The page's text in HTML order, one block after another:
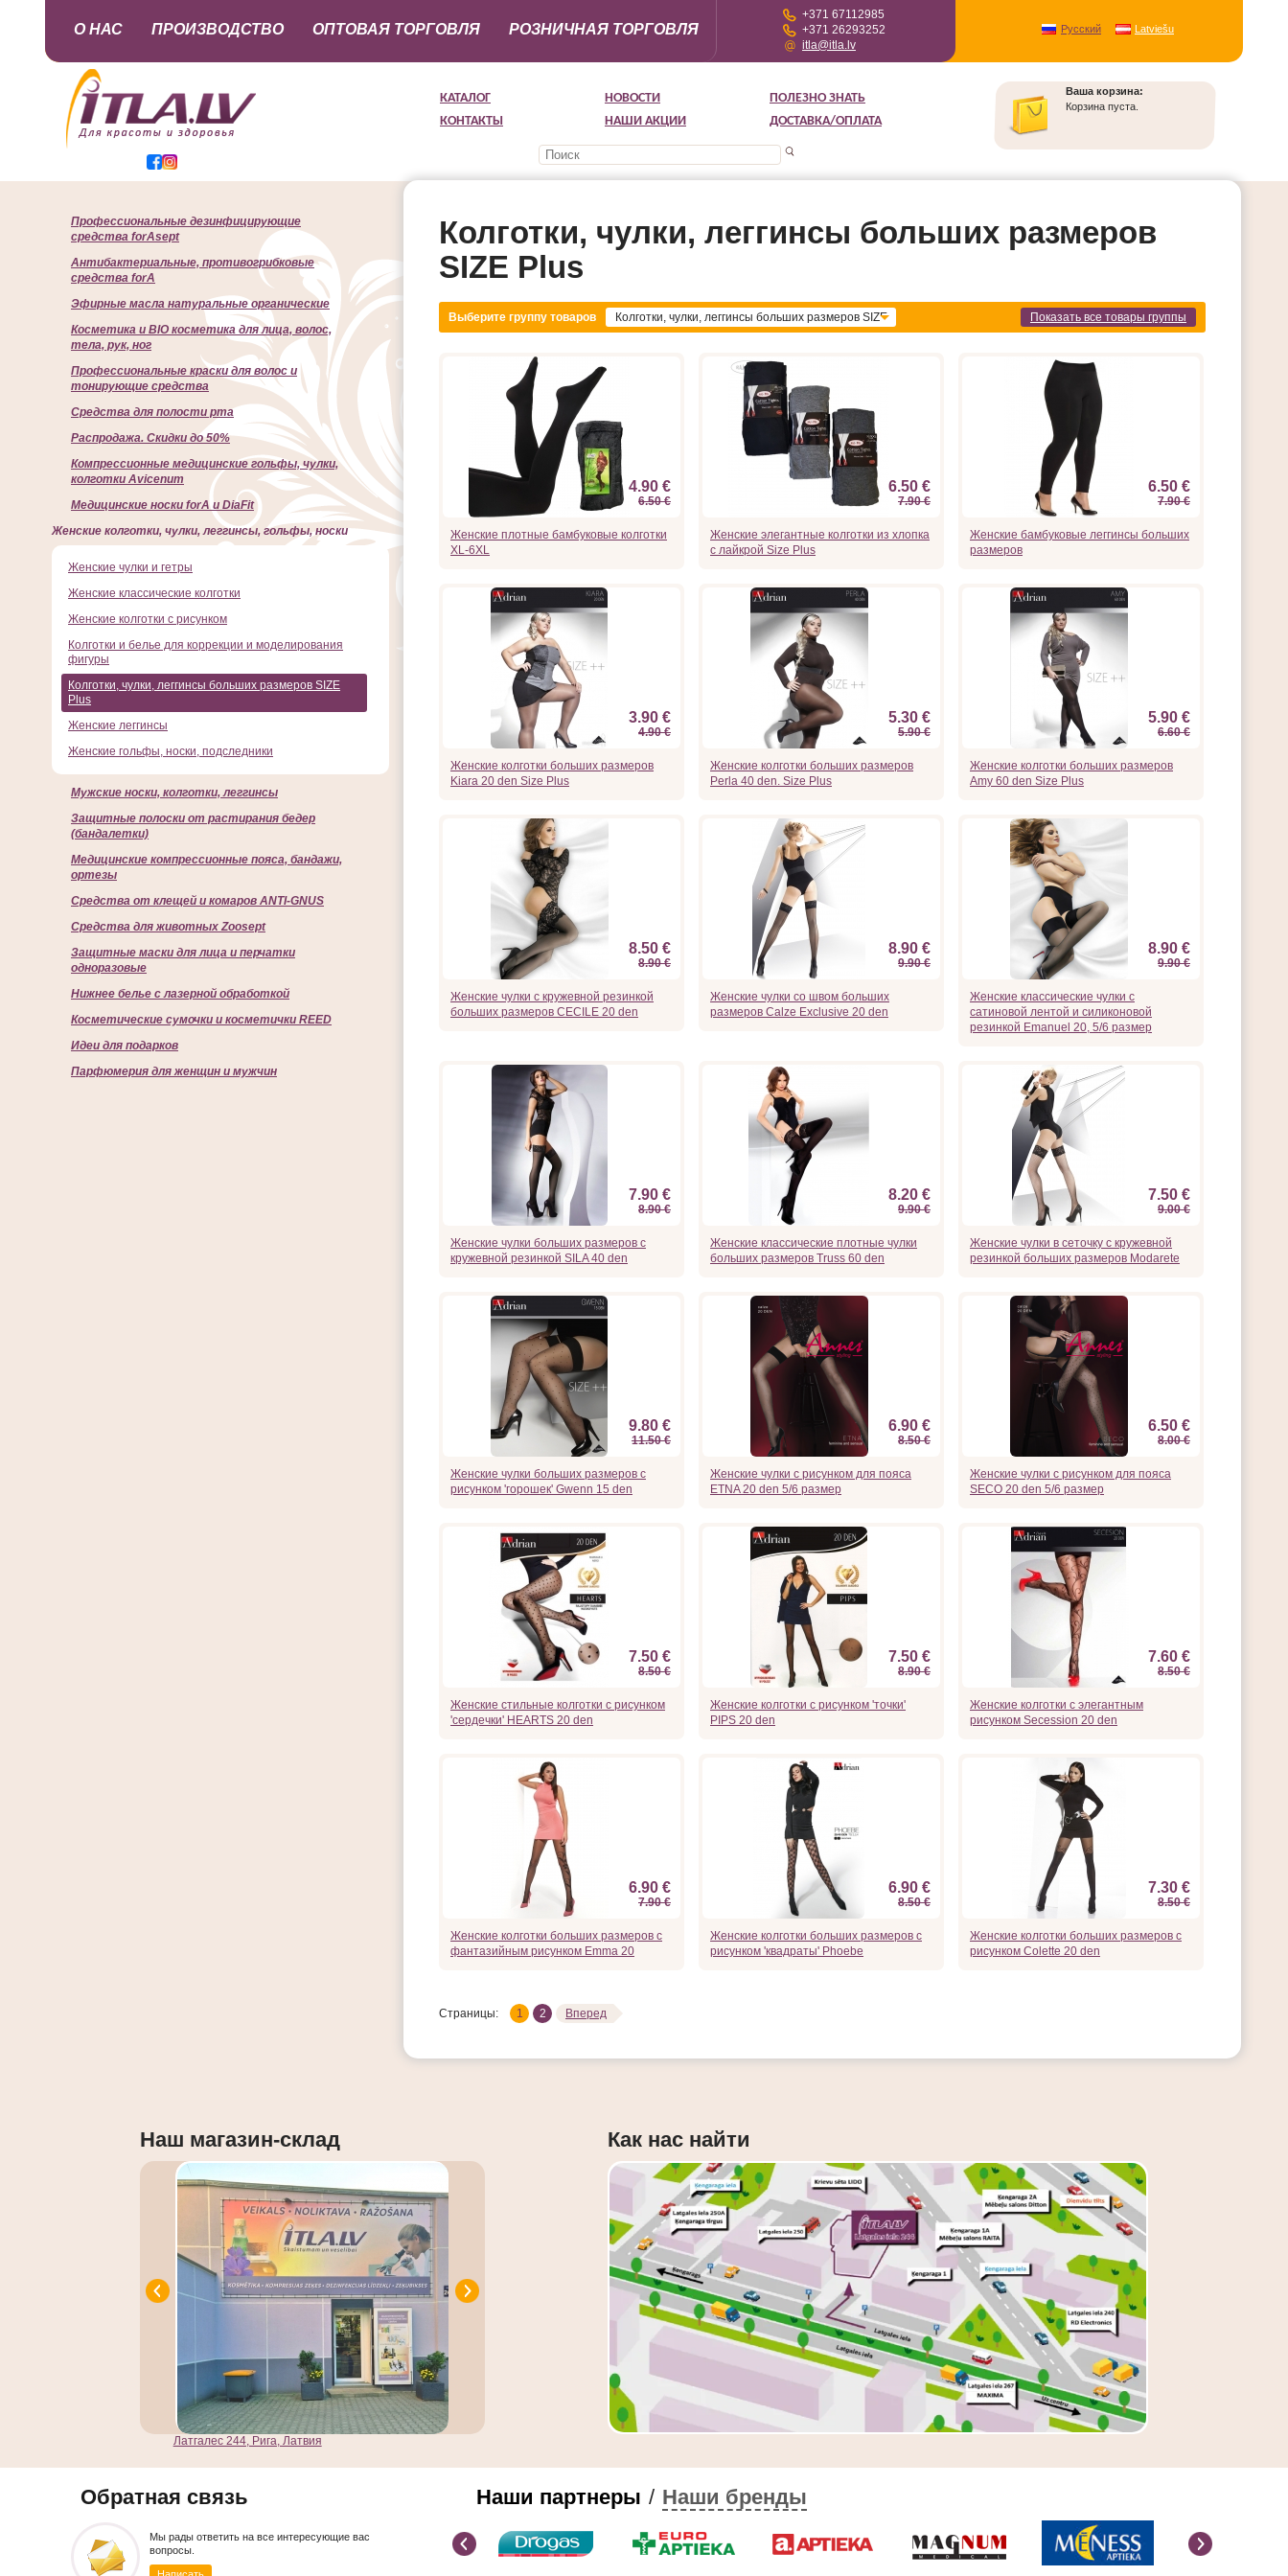
КАТАЛОГ НОВОСТИ
ПОЛЕЗНО ЗНАТЬ
КОНТАКТЫ
НАШИ АКЦИИ ДОСТАВКА/ОПЛАТА
Ваша корзина:
Корзина пуста.
О НАС ПРОИЗВОДСТВО ОПТОВАЯ ТОРГОВЛЯ РОЗНИЧНАЯ ТОРГОВЛЯ
+371 67112985
+371 26293252
itla@itla.lv
Русский Latviešu
Колготки, чулки, леггинсы больших размеров
SIZE Plus
Показать все товары группы
Выберите группу товаров
Колготки, чулки, леггинсы больших размеров SIZE
Plus
4.90 €
6.50 €
Женские плотные бамбуковые колготки
XL-6XL
6.50 €
7.90 €
Женские элегантные колготки из хлопка
с лайкрой Size Plus
6.50 €
7.90 €
Женские бамбуковые леггинсы больших
размеров
3.90 €
4.90 €
Женские колготки больших размеров
Kiara 20 den Size Plus
5.30 €
5.90 €
Женские колготки больших размеров
Perla 40 den. Size Plus
5.90 €
6.60 €
Женские колготки больших размеров
Amy 60 den Size Plus
8.50 €
8.90 €
Женские чулки с кружевной резинкой
больших размеров CECILE 20 den
8.90 €
9.90 €
Женские чулки со швом больших
размеров Calze Exclusive 20 den
8.90 €
9.90 €
Женские классические чулки с
сатиновой лентой и силиконовой
резинкой Emanuel 20, 5/6 размер
7.90 €
8.90 €
Женские чулки больших размеров с
кружевной резинкой SILA 40 den
8.20 €
9.90 €
Женские классические плотные чулки
больших размеров Truss 60 den
7.50 €
9.00 €
Женские чулки в сеточку с кружевной
резинкой больших размеров Modarete
9.80 €
11.50 €
Женские чулки больших размеров с
рисунком 'горошек' Gwenn 15 den
6.90 €
8.50 €
Женские чулки с рисунком для пояса
ETNA 20 den 5/6 размер
6.50 €
8.00 €
Женские чулки с рисунком для пояса
SECO 20 den 5/6 размер
7.50 €
8.50 €
Женские стильные колготки с рисунком
'сердечки' HEARTS 20 den
7.50 €
8.90 €
Женские колготки с рисунком 'точки'
PIPS 20 den
7.60 €
8.50 €
Женские колготки с элегантным
рисунком Secession 20 den
6.90 €
7.90 €
Женские колготки больших размеров с
фантазийным рисунком Emma 20
6.90 €
8.50 €
Женские колготки больших размеров с
рисунком 'квадраты' Phoebe
7.30 €
8.50 €
Женские колготки больших размеров с
рисунком Colette 20 den
Страницы: 1 2 Вперед
Профессиональные дезинфицирующие
средства forAsept
Антибактериальные, противогрибковые
средства forA
Эфирные масла натуральные органические
Косметика и BIO косметика для лица, волос,
тела, рук, ног
Профессиональные краски для волос и
тонирующие средства
Cредства для полости рта
Распродажа. Скидки до 50%
Компрессионные медицинские гольфы, чулки,
колготки Avicenum
Медицинские носки forA и DiaFit
Женские колготки, чулки, леггинсы, гольфы, носки
Женские чулки и гетры
Женские классические колготки
Женские колготки с рисунком
Колготки и белье для коррекции и моделирования
фигуры
Колготки, чулки, леггинсы больших размеров SIZE
Plus
Женские леггинсы
Женские гольфы, носки, подследники
Мужские носки, колготки, леггинсы
Защитные полоски от растирания бедер
(бандалетки)
Медицинские компрессионные пояса, бандажи,
ортезы
Средства от клещей и комаров ANTI-GNUS
Средства для животных Zoosept
Защитные маски для лица и перчатки
одноразовые
Нижнее белье с лазерной обработкой
Косметические сумочки и косметички REED
Идеи для подарков
Парфюмерия для женщин и мужчин
Наш магазин-склад
Латгалес 244, Рига, Латвия
Как нас найти
Наши партнеры / Наши бренды
Обратная связь
Мы рады ответить на все интересующие вас
вопросы.